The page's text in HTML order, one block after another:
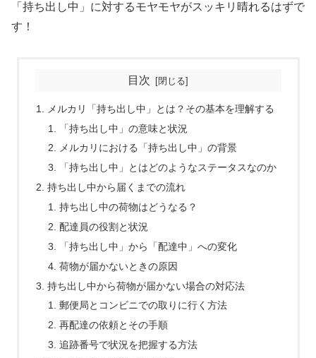
「持ち出し中」に対するモヤモヤがスッキリ晴れるはずで
す！
目次
メルカリ「持ち出し中」とは？その基本を理解する
「持ち出し中」の意味と状況
メルカリにおける「持ち出し中」の背景
「持ち出し中」とはどのようなステータスなのか
持ち出し中から届くまでの流れ
持ち出し中の荷物はどうなる？
配達員の役割と状況
「持ち出し中」から「配達中」への変化
荷物が届かないときの原因
持ち出し中から荷物が届かない場合の対応法
郵便局とコンビニでの取りに行く方法
再配達の依頼とその手順
追跡番号で状況を把握する方法